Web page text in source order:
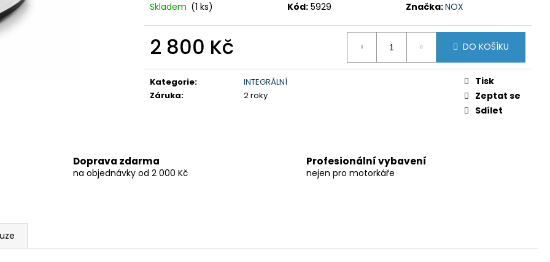
Skladem (1 ks) Kód: 5929 Značka:NOX
2 800 Kč
cena:
DO KOŠÍKU
Kategorie:
INTEGRÁLNÍ
Záruka: 2 roky
Tisk
Zeptat se
Sdílet
Doprava zdarma
na objednávky od 2 000 Kč
Profesionální vybavení
nejen pro motorkáře
Původně: